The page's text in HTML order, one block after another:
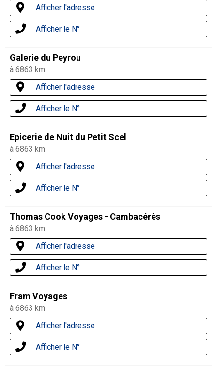
Afficher l'adresse
Afficher le N°
Galerie du Peyrou
à 6863 km
Afficher l'adresse
Afficher le N°
Epicerie de Nuit du Petit Scel
à 6863 km
Afficher l'adresse
Afficher le N°
Thomas Cook Voyages - Cambacérès
à 6863 km
Afficher l'adresse
Afficher le N°
Fram Voyages
à 6863 km
Afficher l'adresse
Afficher le N°